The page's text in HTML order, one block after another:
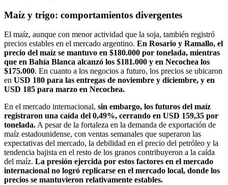
Maíz y trigo: comportamientos divergentes
El maíz, aunque con menor actividad que la soja, también registró
precios estables en el mercado argentino. En Rosario y Ramallo, el
precio del maíz se mantuvo en $180.000 por tonelada, mientras
que en Bahía Blanca alcanzó los $181.000 y en Necochea los
$175.000. En cuanto a los negocios a futuro, los precios se ubicaron
en USD 180 para las entregas de noviembre y diciembre, y en
USD 185 para marzo en Necochea.
En el mercado internacional, sin embargo, los futuros del maíz
registraron una caída del 0,49%, cerrando en USD 159,35 por
tonelada. A pesar de la fortaleza en la demanda de exportación de
maíz estadounidense, con ventas semanales que superaron las
expectativas del mercado, la debilidad en el precio del petróleo y la
tendencia bajista en el resto de los granos contribuyeron a la caída
del maíz. La presión ejercida por estos factores en el mercado
internacional no logró replicarse en el mercado local, donde los
precios se mantuvieron relativamente estables.